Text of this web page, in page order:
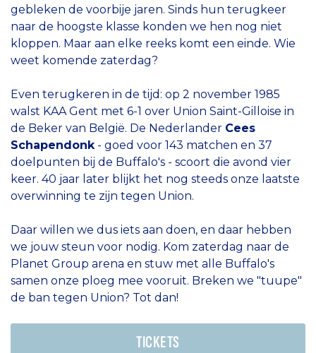
gebleken de voorbije jaren. Sinds hun terugkeer
naar de hoogste klasse konden we hen nog niet
kloppen. Maar aan elke reeks komt een einde. Wie
weet komende zaterdag?
Even terugkeren in de tijd: op 2 november 1985
walst KAA Gent met 6-1 over Union Saint-Gilloise in
de Beker van België. De Nederlander Cees
Schapendonk - goed voor 143 matchen en 37
doelpunten bij de Buffalo's - scoort die avond vier
keer. 40 jaar later blijkt het nog steeds onze laatste
overwinning te zijn tegen Union.
Daar willen we dus iets aan doen, en daar hebben
we jouw steun voor nodig. Kom zaterdag naar de
Planet Group arena en stuw met alle Buffalo's
samen onze ploeg mee vooruit. Breken we "tuupe"
de ban tegen Union? Tot dan!
TICKETS